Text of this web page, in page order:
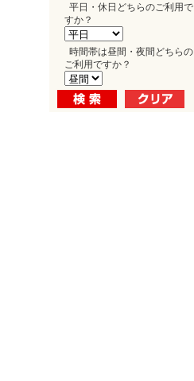
平日・休日どちらのご利用で
すか？
時間帯は昼間・夜間どちらの
ご利用ですか？